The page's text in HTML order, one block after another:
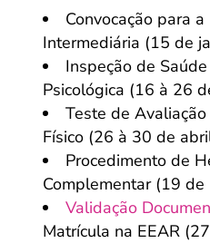
Convocação para
Intermediária (15 de
Inspeção de
Psicológica (16 à 26
Teste de
Físico (26 à 30 de
Procedimento de
Complementar (19 de
Validação
Matrícula na EEAR